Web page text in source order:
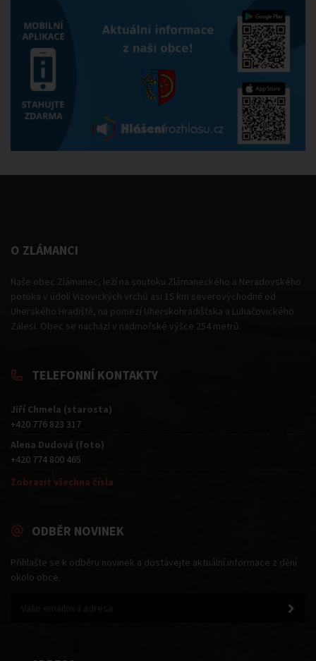
O ZLÁMANCI
Naše obec Zlámanec, leží na soutoku Zlámaneckého a Neradovského
potoka v údolí Vizovických vrchů asi 15 km severovýchodně od
Uherského Hradiště, na pomezí Uherskohradišťska a Luhačovického
Zálesí. Obec se nachází v nadmořské výšce 254 metrů.
TELEFONNÍ KONTAKTY
Jiří Chmela (starosta)
+420 776 823 317
Alena Dudová (foto)
+420 774 800 465
Zobrazit všechna čísla
ODBĚR NOVINEK
Přihlašte se k odběru novinek a dostávejte aktuální informace z dění
okolo obce.